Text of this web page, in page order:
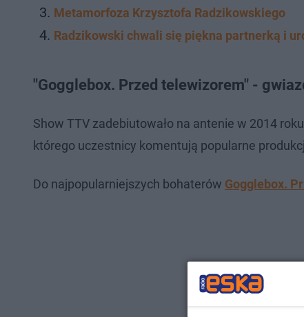
Metamorfoza Krzysztofa Radzikowskiego
Radzikowski chwali się piękna partnerką i
"Gogglebox. Przed telewizorem" -
Show TTV zadebiutowało na antenie w 2014
którego uczestnicy komentują popularne
Do najpopularniejszych bohaterów Gogglebox.